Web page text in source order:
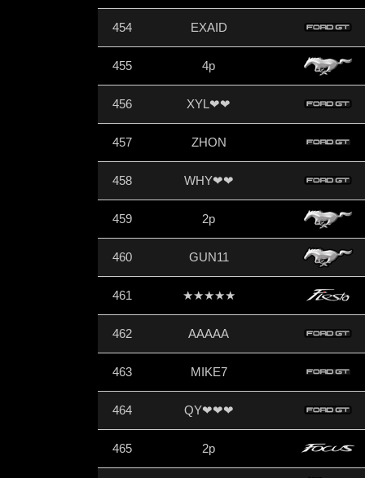
454 EXAID
455 4p
456 XYL❤❤
457 ZHON
458 WHY❤❤
459 2p
460 GUN11
461 ★★★★★
462 AAAAA
463 MIKE7
464 QY❤❤❤
465 2p